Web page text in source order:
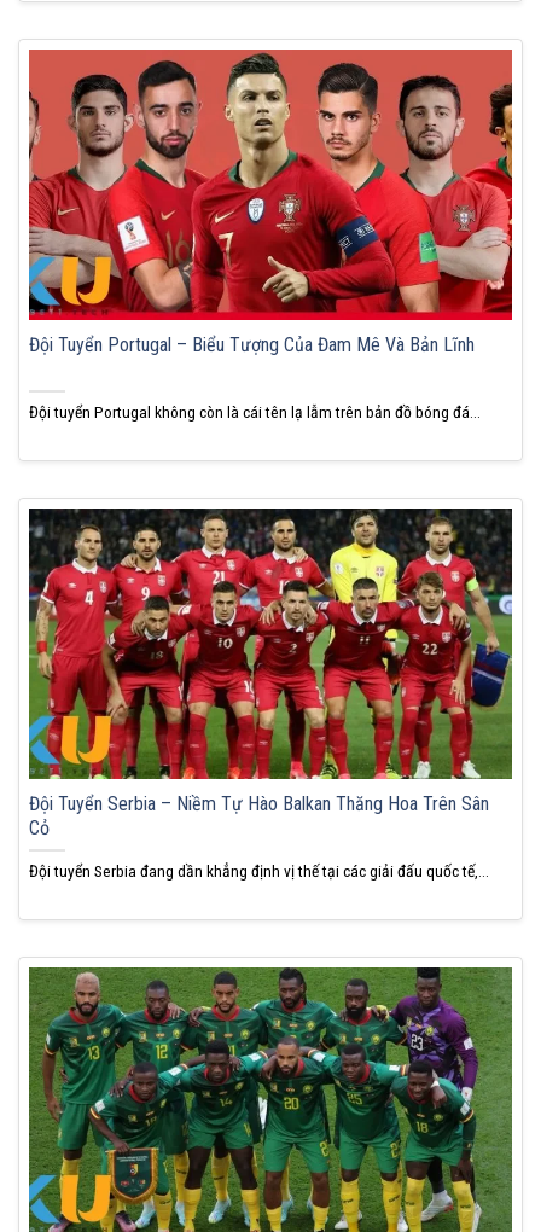
Đội Tuyển Portugal – Biểu Tượng Của Đam Mê Và Bản Lĩnh
Đội tuyển Portugal không còn là cái tên lạ lẫm trên bản đồ bóng đá...
Đội Tuyển Serbia – Niềm Tự Hào Balkan Thăng Hoa Trên Sân
Cỏ
Đội tuyển Serbia đang dần khẳng định vị thế tại các giải đấu quốc tế,...